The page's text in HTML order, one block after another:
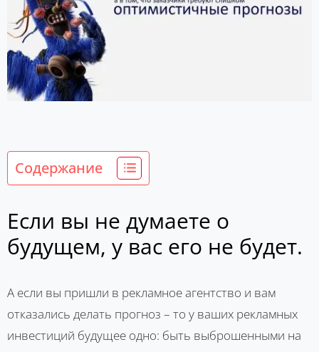
Содержание
Если вы не думаете о
будущем, у вас его не будет.
А если вы пришли в рекламное агентство и вам
отказались делать прогноз – то у ваших рекламных
инвестиций будущее одно: быть выброшенными на